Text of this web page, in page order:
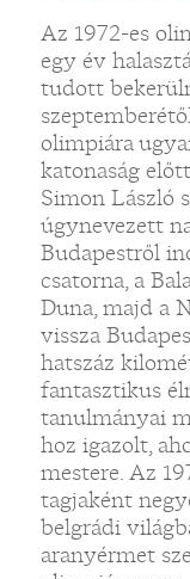
Az 1972-es
egy év
tudott
olimpiára
katonaság
Simon László
úgynevezett
Budapestről
csatorna, a
Duna, majd a
vissza
hatszáz
fantasztikus
tanulmányai
hoz igazolt,
mestere. Az
tagjaként
belgrádi
aranyérmet